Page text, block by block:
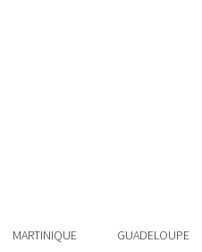
MARTINIQUE GUADELOUPE